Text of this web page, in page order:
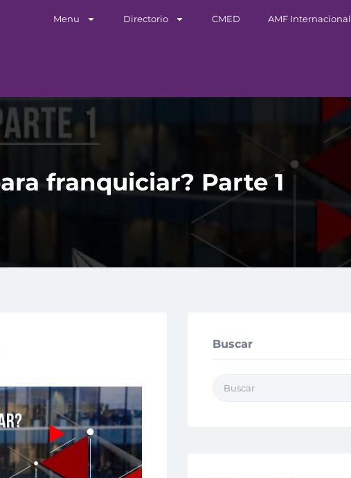
Menu Directorio CMED AMF Internacional
franquiciar? Parte 1
Buscar